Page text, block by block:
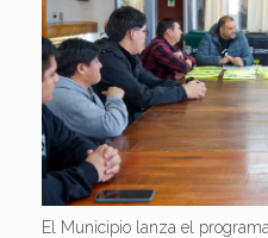
El Municipio lanza el